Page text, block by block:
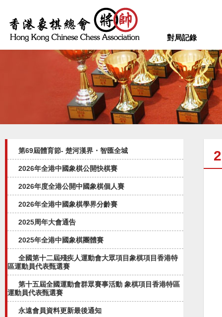
對局記錄
第69屆體育節- 楚河漢界・智匯全城
2026年全港中國象棋公開快棋賽
2026年度全港公開中國象棋個人賽
2026年全港中國象棋學界分齡賽
2025周年大會通告
2025年全港中國象棋團體賽
全國第十二屆殘疾人運動會大眾項目象棋項目香港特
區運動員代表甄選賽
第十五屆全國運動會群眾賽事活動 象棋項目香港特區
運動員代表甄選賽
永遠會員資料更新最後通知